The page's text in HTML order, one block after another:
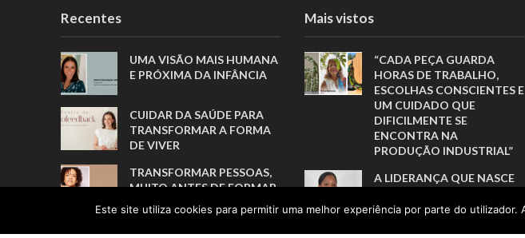
Recentes
UMA VISÃO MAIS HUMANA
E PRÓXIMA DA INFÂNCIA
CUIDAR DA SAÚDE PARA
TRANSFORMAR A FORMA
DE VIVER
TRANSFORMAR PESSOAS,
MUITO ANTES DE FORMAR
ATLETAS
Mais vistos
“CADA PEÇA GUARDA
HORAS DE TRABALHO,
ESCOLHAS CONSCIENTES E
UM CUIDADO QUE
DIFICILMENTE SE
ENCONTRA NA
PRODUÇÃO INDUSTRIAL”
A LIDERANÇA QUE NASCE
AS PESSOAS
Este site utiliza cookies para permitir uma melhor experiência por parte do